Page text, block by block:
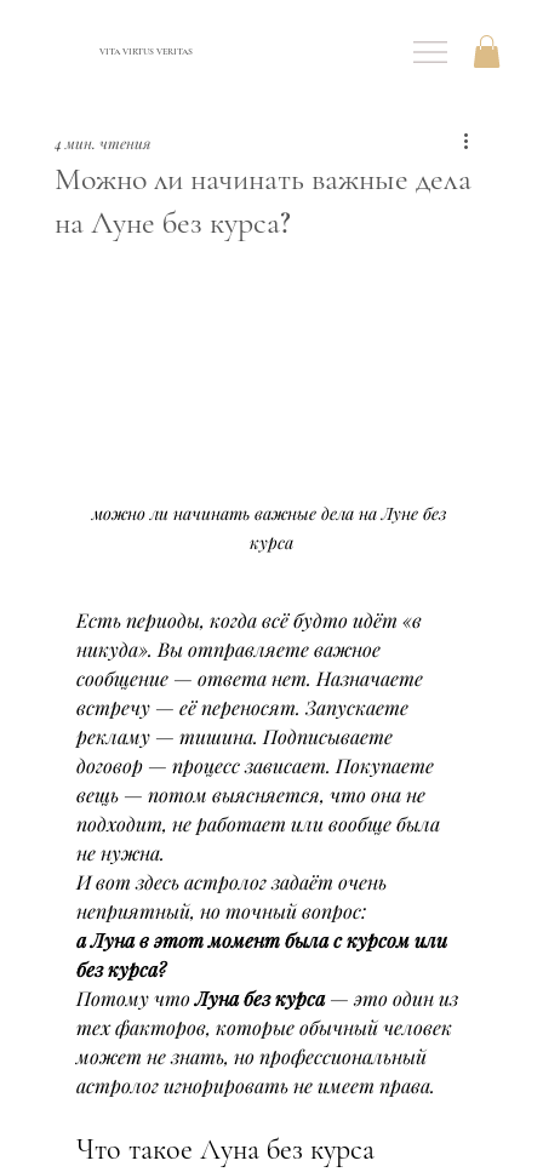
VITA VIRTUS VERITAS
Можно ли начинать важные дела
на Луне без курса?
4 мин. чтения
можно ли начинать важные дела на Луне без
курса
Есть периоды, когда всё будто идёт «в
никуда». Вы отправляете важное
сообщение — ответа нет. Назначаете
встречу — её переносят. Запускаете
рекламу — тишина. Подписываете
договор — процесс зависает. Покупаете
вещь — потом выясняется, что она не
подходит, не работает или вообще была
не нужна.
И вот здесь астролог задаёт очень
неприятный, но точный вопрос:
а Луна в этот момент была с курсом или
без курса?
Потому что Луна без курса — это один из
тех факторов, которые обычный человек
может не знать, но профессиональный
астролог игнорировать не имеет права.
Что такое Луна без курса